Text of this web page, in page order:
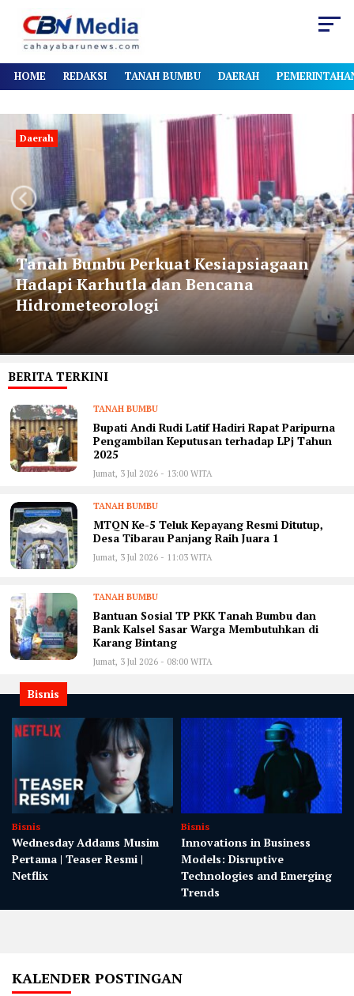
HOME REDAKSI TANAH BUMBU DAERAH
Daerah
Tanah Bumbu Perkuat Kesiapsiagaan
Hadapi Karhutla dan Bencana
Hidrometeorologi
Previous Next
BERITA TERKINI
TANAH BUMBU
Bupati Andi Rudi Latif Hadiri Rapat Paripurna
Pengambilan Keputusan terhadap LPj Tahun
2025
Jumat, 3 Jul 2026 - 13:00 WITA
TANAH BUMBU
MTQN Ke-5 Teluk Kepayang Resmi Ditutup,
Desa Tibarau Panjang Raih Juara 1
Jumat, 3 Jul 2026 - 11:03 WITA
TANAH BUMBU
Bantuan Sosial TP PKK Tanah Bumbu dan
Bank Kalsel Sasar Warga Membutuhkan di
Karang Bintang
Jumat, 3 Jul 2026 - 08:00 WITA
Bisnis
Bisnis
Wednesday Addams Musim
Pertama | Teaser Resmi |
Netflix
Bisnis
Innovations in Business
Models: Disruptive
Technologies and Emerging
Trends
KALENDER POSTINGAN